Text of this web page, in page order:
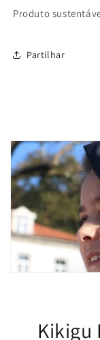
Produto
Partilhar
Kikigu